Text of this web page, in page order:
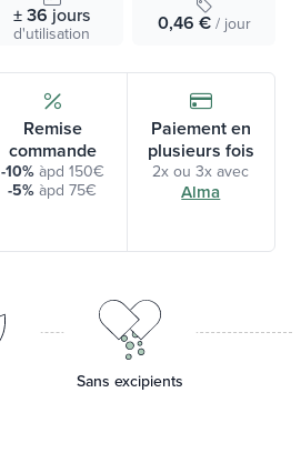
± 36jours
d'utilisation 0,46 € / jour
Remise
commande
-10%àpd 150€
-5% àpd 75€
Paiement en
plusieurs fois
2x ou 3x avec
Alma
Sans excipients